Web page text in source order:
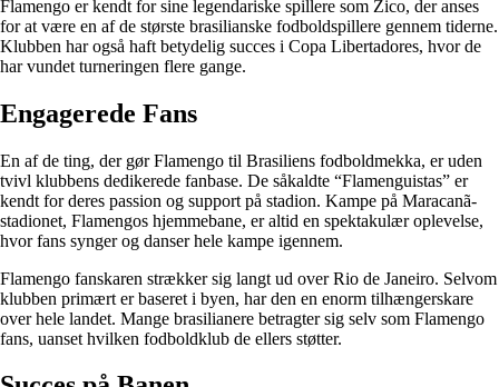
Flamengo er kendt for sine legendariske spillere som Zico, der anses
for at være en af ​​de største brasilianske fodboldspillere gennem tiderne.
Klubben har også haft betydelig succes i Copa Libertadores, hvor de
har vundet turneringen flere gange.
Engagerede Fans
En af de ting, der gør Flamengo til Brasiliens fodboldmekka, er uden
tvivl klubbens dedikerede fanbase. De såkaldte “Flamenguistas” er
kendt for deres passion og support på stadion. Kampe på Maracanã-
stadionet, Flamengos hjemmebane, er altid en spektakulær oplevelse,
hvor fans synger og danser hele kampe igennem.
Flamengo fanskaren strækker sig langt ud over Rio de Janeiro. Selvom
klubben primært er baseret i byen, har den en enorm tilhængerskare
over hele landet. Mange brasilianere betragter sig selv som Flamengo
fans, uanset hvilken fodboldklub de ellers støtter.